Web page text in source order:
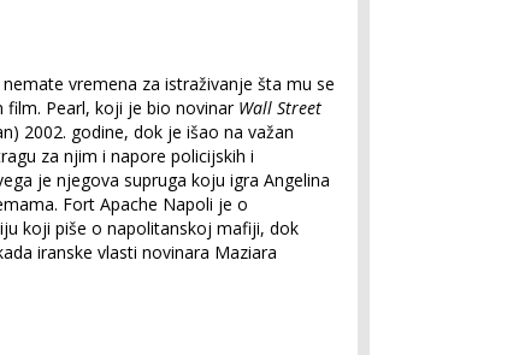
vremena za istraživanje šta mu se
Pearl, koji je bio novinar Wall Street
2002. godine, dok je išao na važan
za njim i napore policijskih i
je njegova supruga koju igra Angelina
Fort Apache Napoli je o
koji piše o napolitanskoj mafiji, dok
iranske vlasti novinara Maziara